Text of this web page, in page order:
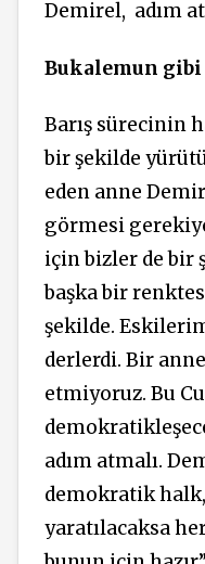
Demirel, adım
Bukalemun gibi
Barış sürecinin
bir şekilde
eden anne
görmesi
için bizler de bir
başka bir
şekilde.
derlerdi. Bir
etmiyoruz. Bu
adım atmalı.
demokratik
yaratılacaksa